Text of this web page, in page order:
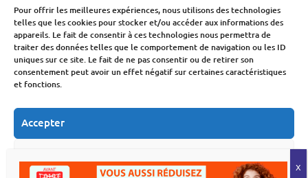
Pour offrir les meilleures expériences, nous utilisons des technologies
telles que les cookies pour stocker et/ou accéder aux informations des
appareils. Le fait de consentir à ces technologies nous permettra de
traiter des données telles que le comportement de navigation ou les ID
uniques sur ce site. Le fait de ne pas consentir ou de retirer son
consentement peut avoir un effet négatif sur certaines caractéristiques
et fonctions.
Accepter
Banque Et Néo-Banque
Recrutement banque : le
secteur attire de moins
CAC 40 : pourquoi la
nouveau record
Fabien Monvoisin